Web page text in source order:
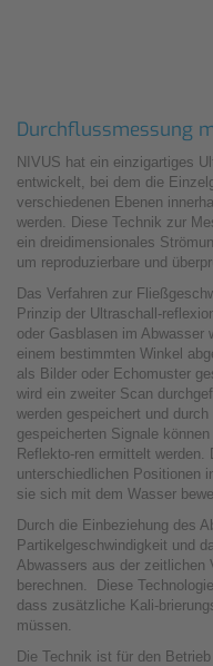
Durchflussmessung
NIVUS hat ein einzigartiges
entwickelt, bei dem die
verschiedenen Ebenen
werden. Diese Technik zur
ein dreidimensionales
um reproduzierbare und
Das Verfahren zur
Prinzip der Ultraschall-
oder Gasblasen im Abwasser
einem bestimmten Winkel
als Bilder oder Echomuster
wird ein zweiter Scan
werden gespeichert und
gespeicherten Signale
Reflekto-ren ermittelt werden.
unterschiedlichen Positionen
sie sich mit dem Wasser
Durch die Einbeziehung des
Partikelgeschwindigkeit und
Abwassers aus der zeitlichen
berechnen. Diese
dass zusätzliche Kali-
müssen.
Die Technik ist für den